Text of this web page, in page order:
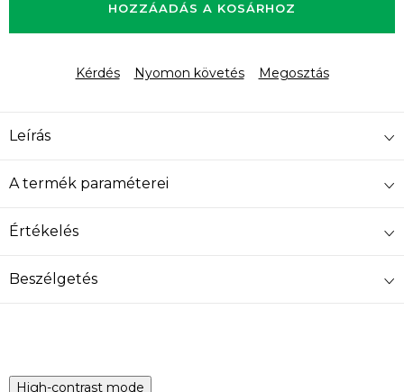
HOZZÁADÁS A KOSÁRHOZ
Kérdés Nyomon követés Megosztás
Leírás
A termék paraméterei
Értékelés
Beszélgetés
High-contrast mode